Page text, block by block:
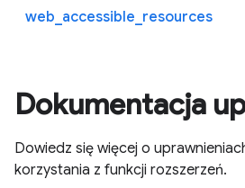
web_accessible_resources
Dokumentacja
Dowiedz się więcej o
korzystania z funkcji rozszerzeń.